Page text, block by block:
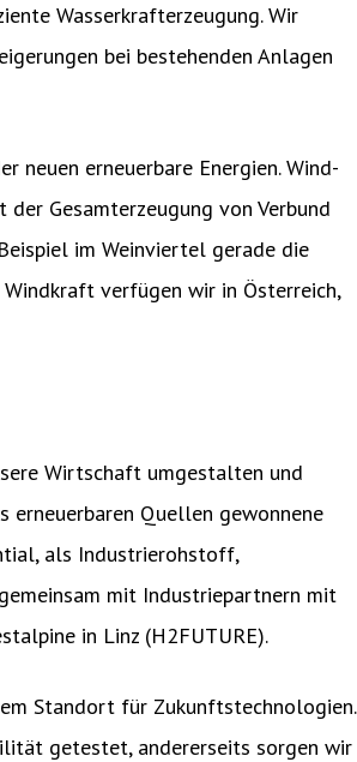
Wasserkrafterzeugung. Wir
bei bestehenden Anlagen
neuen erneuerbare Energien. Wind-
Gesamterzeugung von Verbund
im Weinviertel gerade die
verfügen wir in Österreich,
Wirtschaft umgestalten und
erneuerbaren Quellen gewonnene
als Industrierohstoff,
mit Industriepartnern mit
in Linz (H2FUTURE).
Standort für Zukunftstechnologien.
getestet, andererseits sorgen wir